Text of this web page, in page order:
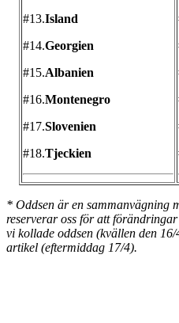
#13.Island
#14.Georgien
#15.Albanien
#16.Montenegro
#17.Slovenien
#18.Tjeckien
* Oddsen är en sammanvägning
reserverar oss för att
vi kollade oddsen (kvällen den
artikel (eftermiddag 17/4).